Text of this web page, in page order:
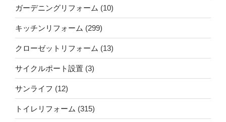
ガーデニングリフォーム (10)
キッチンリフォーム (299)
クローゼットリフォーム (13)
サイクルポート設置 (3)
サンライフ (12)
トイレリフォーム (315)